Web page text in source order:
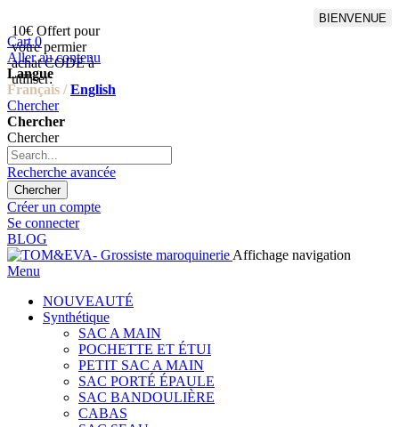
10€ Offert pour
votre permier
achat CODE à
utiliser:
BIENVENUE
Cart 0
Aller au contenu
Langue
Français / English
Chercher
Chercher
Chercher
Recherche avancée
Chercher
Créer un compte
Se connecter
BLOG
Affichage navigation
Menu
NOUVEAUTÉ
Synthétique
SAC A MAIN
POCHETTE ET ÉTUI
PETIT SAC A MAIN
SAC PORTÉ ÉPAULE
SAC BANDOULIÈRE
CABAS